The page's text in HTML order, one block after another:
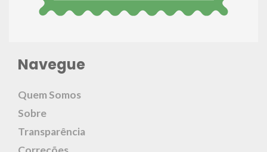
Navegue
Quem Somos
Sobre
Transparência